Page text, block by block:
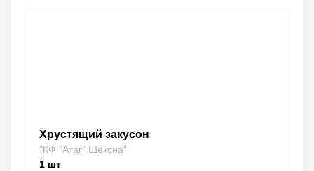
Хрустящий закусон
"КФ "Атаг" Шексна"
1 шт